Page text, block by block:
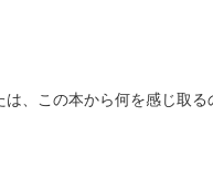
、この本から何を感じ取る